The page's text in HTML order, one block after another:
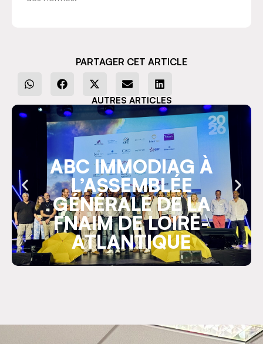
PARTAGER CET ARTICLE
AUTRES ARTICLES
ABC IMMODIAG À
L’ASSEMBLÉE
GÉNÉRALE DE LA
FNAIM DE LOIRE-
ATLANTIQUE